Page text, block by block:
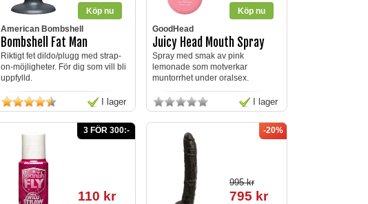
American Bombshell
Bombshell Fat Man
Riktigt fet dildo/plugg med strap-
on-möjligheter. För dig som vill bli
uppfylld.
I lager
GoodHead
Juicy Head Mouth Spray
Spray med smak av pink
lemonade som motverkar
muntorrhet under oralsex.
I lager
3 FÖR 300:-
110 kr
-20%
995 kr
795 kr